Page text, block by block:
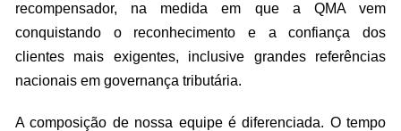
recompensador, na medida em que a QMA vem
conquistando o reconhecimento e a confiança dos
clientes mais exigentes, inclusive grandes referências
nacionais em governança tributária.
A composição de nossa equipe é diferenciada. O tempo